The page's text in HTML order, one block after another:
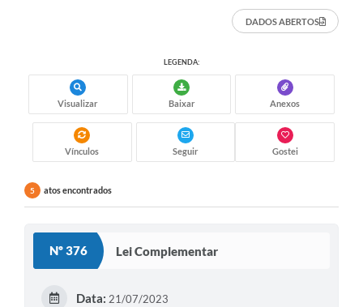
DADOS ABERTOS
LEGENDA:
Visualizar Baixar Anexos
Vínculos Seguir Gostei
5 atos encontrados
Nº 376 Lei Complementar
Data: 21/07/2023